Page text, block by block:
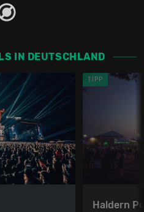
IN DEUTSCHLAND
TIPP
Haldern